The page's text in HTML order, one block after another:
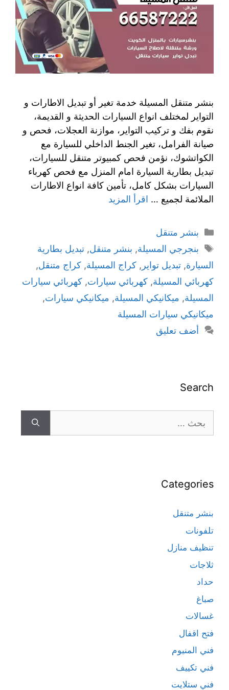
بنشر متنقل المسيلة خدمة تغير أو تبديل الاطارات و
التواير لمختلف انواع السيارات الحديثة و القديمة،
نقوم بفك و تركيب التواير، موازنة العجلات، فحص و
صيانة الفرامل، تغير الجنط الداخلي للسيارة مع
الكواتشوك، نؤمن فحص كمبيوتر متنقل للسيارات،
تبديل بطارية السيارة امام المنزل مع فحص كهرباء
السيارات بشكل كامل، تأمين كافة انواع الاطارات
الملائمة لجميع … اقرأ المزيد
بنشر متنقل
بنجرجي المسيلة, بنشر متنقل, تبديل بطارية
السيارة, تبديل تواير , كراج المسيلة, كراج متنقل,
كهربائي المسيلة, كهربائي سيارات, كهربائي سيارات
المسيلة, ميكانيكي المسيلة, ميكانيكي سيارات,
ميكانيكي سيارات المسيلة
أضف تعليق
Search
Categories
بنشر متنقل
تلفونات
تنظيف منازل
ثلاجات
حداد
صباغ
غسالات
فتح اقفال
فني المنيوم
فني تكييف
فني ستلايت